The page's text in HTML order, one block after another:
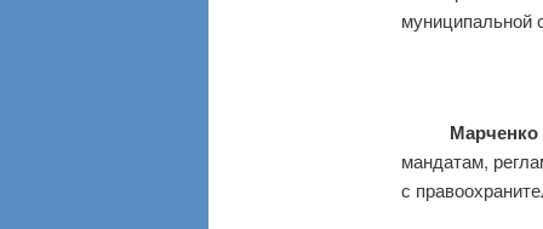
муниципальной
Марченко
мандатам,
с